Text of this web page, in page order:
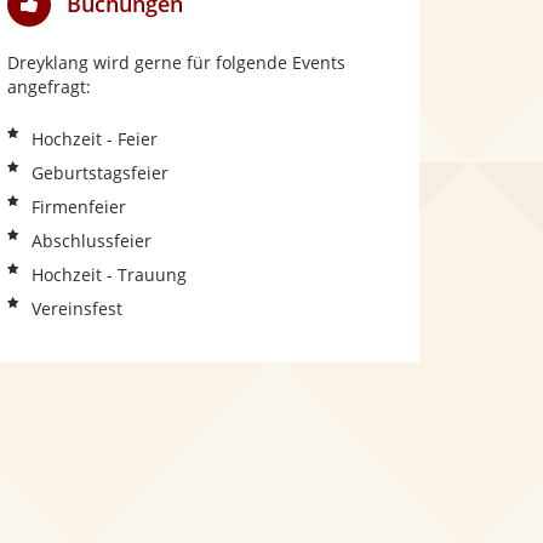
Dreyklang wird gerne für folgende Events
angefragt:
Hochzeit - Feier
Geburtstagsfeier
Firmenfeier
Abschlussfeier
Hochzeit - Trauung
Vereinsfest